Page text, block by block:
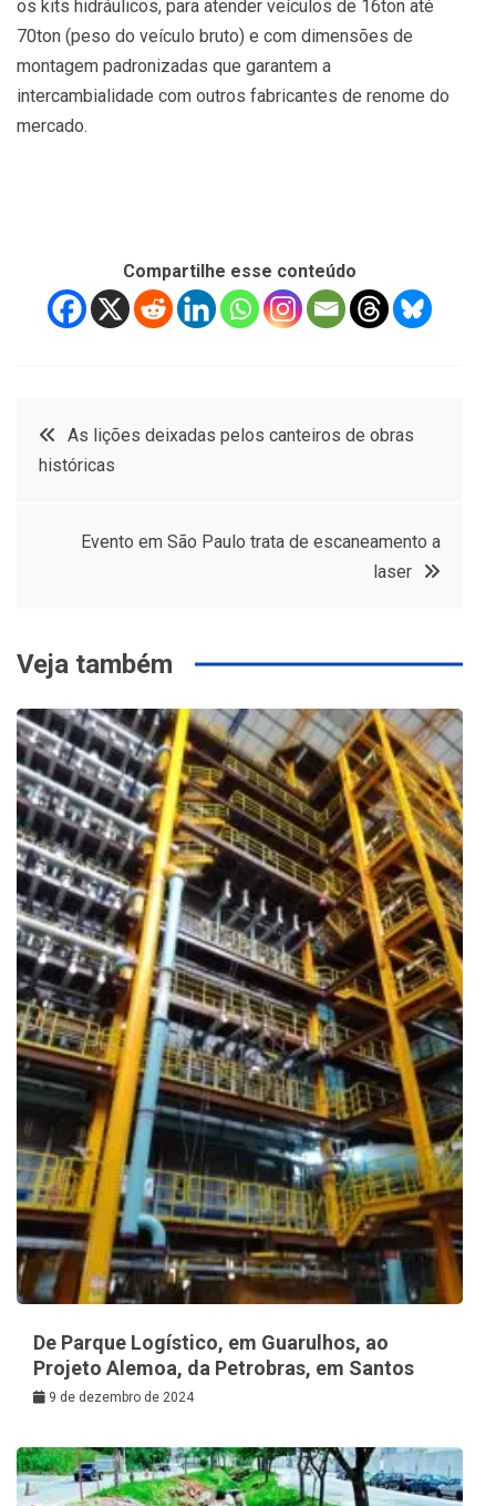
os kits hidráulicos, para atender veículos de 16ton até
70ton (peso do veículo bruto) e com dimensões de
montagem padronizadas que garantem a
intercambialidade com outros fabricantes de renome do
mercado.
Compartilhe esse conteúdo
Navegação
Post
As lições deixadas pelos canteiros de obras
históricas
Evento em São Paulo trata de escaneamento a
laser
Veja também
De Parque Logístico, em Guarulhos, ao
Projeto Alemoa, da Petrobras, em Santos
9 de dezembro de 2024